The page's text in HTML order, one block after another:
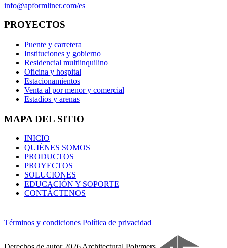
info@apformliner.com/es
PROYECTOS
Puente y carretera
Instituciones y gobierno
Residencial multiinquilino
Oficina y hospital
Estacionamientos
Venta al por menor y comercial
Estadios y arenas
MAPA DEL SITIO
INICIO
QUIÉNES SOMOS
PRODUCTOS
PROYECTOS
SOLUCIONES
EDUCACIÓN Y SOPORTE
CONTÁCTENOS
Términos y condiciones Política de privacidad